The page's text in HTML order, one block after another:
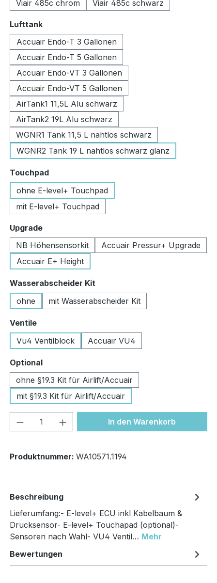
Viair 485c chrom
Viair 485c schwarz
Lufttankauswählen
Accuair Endo-T 3 Gallonen
Accuair Endo-T 5 Gallonen
Accuair Endo-VT 3 Gallonen
Accuair Endo-VT 5 Gallonen
AirTank1 11,5L Alu schwarz
AirTank2 19L Alu schwarz
WGNR1 Tank 11,5 L nahtlos schwarz
WGNR2 Tank 19 L nahtlos schwarz glanz
Touchpadauswählen
ohne E-level+ Touchpad
mit E-level+ Touchpad
Upgradeauswählen
NB Höhensensorkit
Accuair Pressur+ Upgrade
Accuair E+ Height
Wasserabscheider Kit
ohne
mit Wasserabscheider Kit
Ventileauswählen
Vu4 Ventilblock
Accuair VU4
Optionalauswählen
ohne §19.3 Kit für Airlift/Accuair
mit §19.3 Kit für Airlift/Accuair
Produkt Anzahl: Gib denIn den Warenkorb
Produktnummer: WA10571.1194
Beschreibung
Lieferumfang:- E-level+ ECU inkl Kabelbaum &
Drucksensor- E-level+ Touchapad (optional)-
Sensoren nach Wahl- VU4 Ventil… Mehr
Bewertungen